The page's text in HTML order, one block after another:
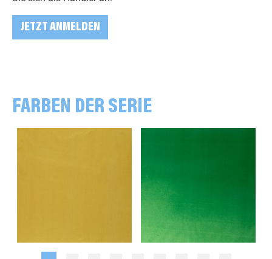
JETZT ANMELDEN
FARBEN DER SERIE